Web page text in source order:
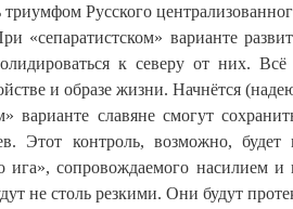
триумфом Русского
«сепаратистском» варианте
к северу от них.
и образе жизни. Начнётся
варианте славяне смогут
Этот контроль, возможно,
ига», сопровождаемого насилием
не столь резкими. Они будут